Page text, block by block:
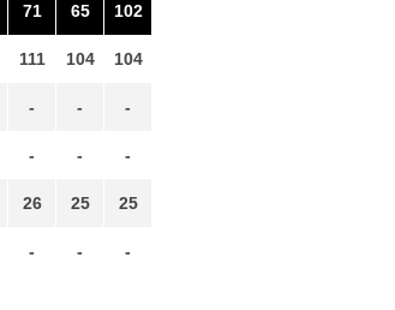
71
111
-
-
26
-
65
104
-
-
25
-
102
104
-
-
25
-